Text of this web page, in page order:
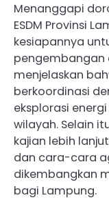
Menanggapi
ESDM Provinsi
kesiapannya
pengembangan
menjelaskan
berkoordinasi
eksplorasi
wilayah. Selain
kajian lebih
dan cara-cara
dikembangkan
bagi Lampung.